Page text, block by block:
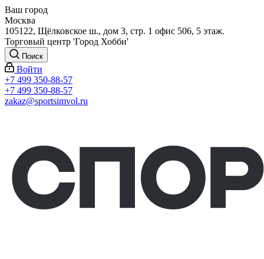
Ваш город
Москва
105122, Щёлковское ш., дом 3, стр. 1 офис 506, 5 этаж.
Торговый центр 'Город Хобби'
Поиск
Войти
+7 499 350-88-57
+7 499 350-88-57
zakaz@sportsimvol.ru